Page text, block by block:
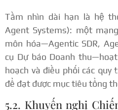
Tầm nhìn dài hạn là hệ
Agent Systems): một
môn hóa—Agentic SDR,
cụ Dự báo Doanh
hoạch và điều phối các quy
để đạt được mục tiêu tổng
5.2. Khuyến nghị